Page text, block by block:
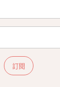
訂閱